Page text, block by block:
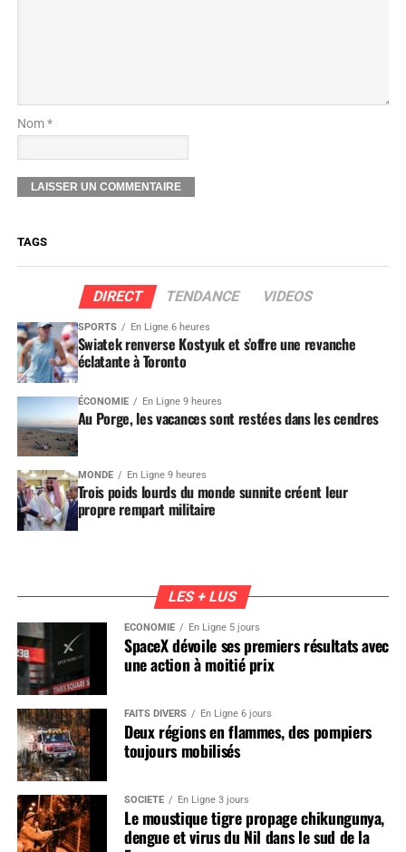
Nom *
TAGS
DIRECT TENDANCE VIDEOS
SPORTS En Ligne 6 heures
Swiatek renverse Kostyuk et s’offre une revanche
éclatante à Toronto
ÉCONOMIE En Ligne 9 heures
Au Porge, les vacances sont restées dans les cendres
MONDE En Ligne 9 heures
Trois poids lourds du monde sunnite créent leur
propre rempart militaire
LES + LUS
ÉCONOMIE En Ligne 5 jours
SpaceX dévoile ses premiers résultats avec
une action à moitié prix
FAITS DIVERS En Ligne 6 jours
Deux régions en flammes, des pompiers
toujours mobilisés
SOCIÉTÉ En Ligne 3 jours
Le moustique tigre propage chikungunya,
dengue et virus du Nil dans le sud de la